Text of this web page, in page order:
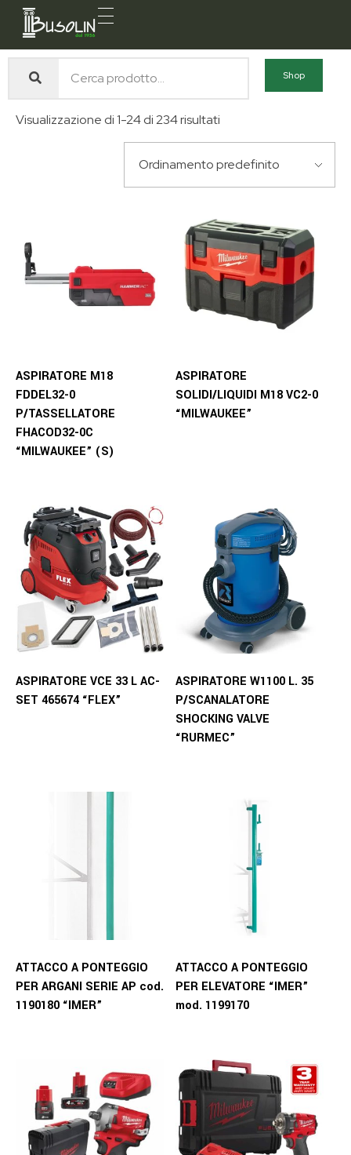
Busolin S.R.L.
Shop
Visualizzazione di 1-24 di 234 risultati
ASPIRATORE M18
FDDEL32-0
P/TASSELLATORE
FHACOD32-0C
“MILWAUKEE” (S)
ASPIRATORE
SOLIDI/LIQUIDI M18 VC2-0
“MILWAUKEE”
ASPIRATORE VCE 33 L AC-
SET 465674 “FLEX”
ASPIRATORE W1100 L. 35
P/SCANALATORE
SHOCKING VALVE
“RURMEC”
ATTACCO A PONTEGGIO
PER ARGANI SERIE AP cod.
1190180 “IMER”
ATTACCO A PONTEGGIO
PER ELEVATORE “IMER”
mod. 1199170